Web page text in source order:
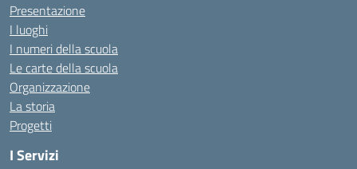
Presentazione
I luoghi
I numeri della scuola
Le carte della scuola
Organizzazione
La storia
Progetti
I Servizi